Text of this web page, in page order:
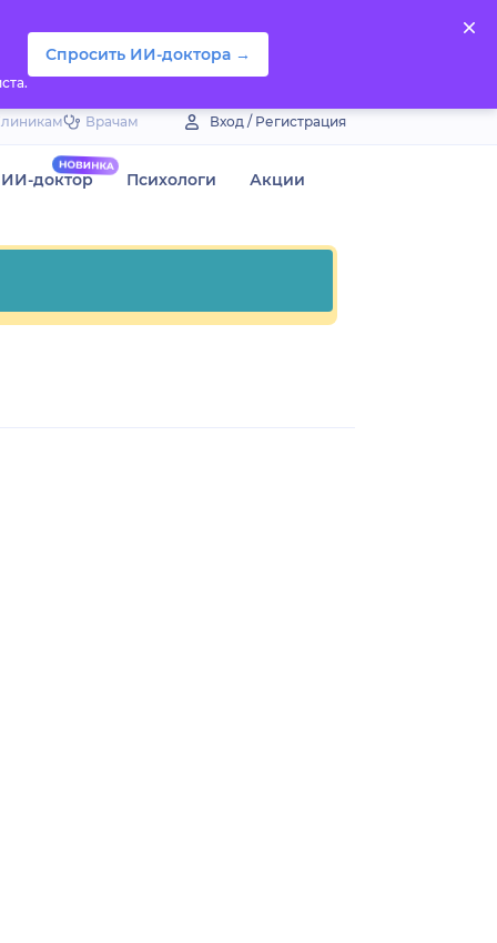
Спросить ИИ-доктора →
Врачам Вход / Регистрация
ИИ-доктор Психологи Акции